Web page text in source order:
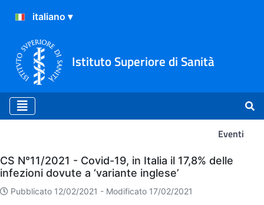
Istituto Superiore di Sanità
Eventi
Eventi
CS N°11/2021 - Covid-19, in Italia il 17,8% delle
infezioni dovute a ‘variante inglese’
Pubblicato 12/02/2021 - Modificato 17/02/2021